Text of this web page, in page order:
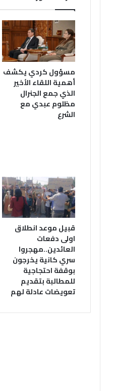
مسؤول كردي يكشف
أهمية اللقاء الأخير
الذي جمع الجنرال
مظلوم عبدي مع
الشرع
قبيل موعد انطلاق
اولى دفعات
العائدين..مهجروا
سري كانية يخرجون
بوقفة احتجاجية
للمطالبة بتقديم
تعويضات عادلة لهم